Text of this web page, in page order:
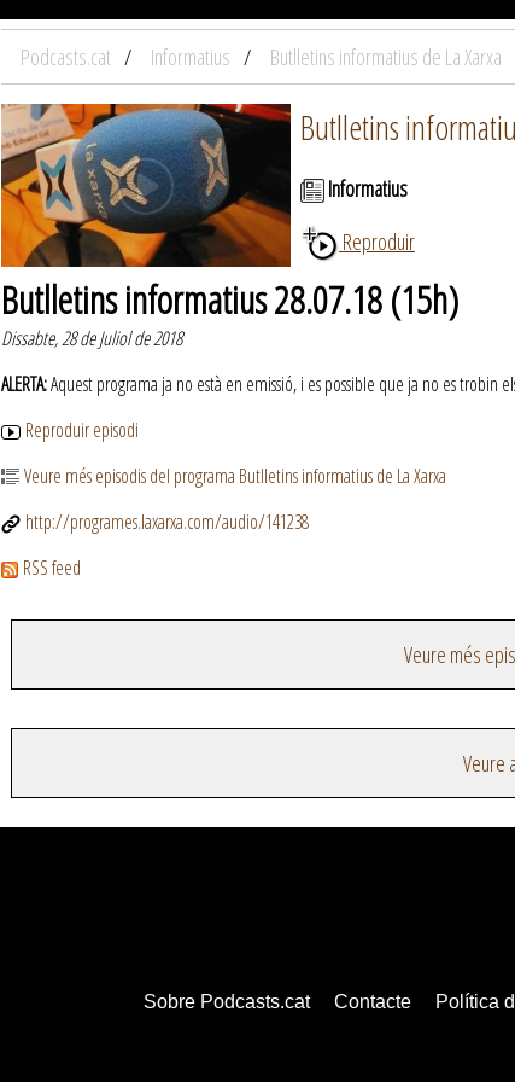
Podcasts.cat Informatius Butlletins informatius de La Xarxa
Butlletins
Informatius
Reproduir
Butlletins informatius 28.07.18 (15h)
Dissabte, 28 de Juliol de 2018
ALERTA:Aquest programa ja no està en emissió, i es possible que ja no es trobin
Reproduir episodi
Veure més episodis del programa Butlletins informatius de La Xarxa
http://programes.laxarxa.com/audio/141238
RSS feed
Veure més
Veure
Sobre Podcasts.cat Contacte Política